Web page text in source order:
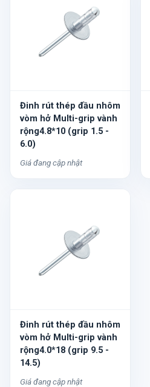
Đinh rút thép đầu nhôm
vòm hở Multi-grip vành
rộng4.8*10 (grip 1.5 -
6.0)
Giá đang cập nhật
Đinh rút thép đầu nhôm
vòm hở Multi-grip vành
rộng4.0*18 (grip 9.5 -
14.5)
Giá đang cập nhật